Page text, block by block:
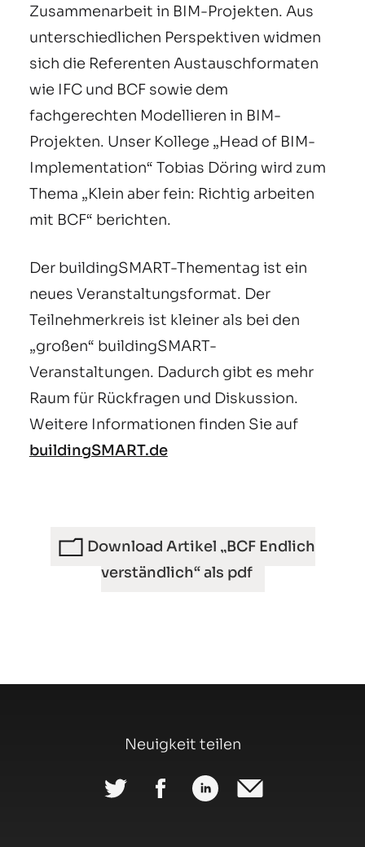
Zusammenarbeit in BIM-Projekten. Aus
unterschiedlichen Perspektiven widmen
sich die Referenten Austauschformaten
wie IFC und BCF sowie dem
fachgerechten Modellieren in BIM-
Projekten. Unser Kollege „Head of BIM-
Implementation“ Tobias Döring wird zum
Thema „Klein aber fein: Richtig arbeiten
mit BCF“ berichten.
Der buildingSMART-Thementag ist ein
neues Veranstaltungsformat. Der
Teilnehmerkreis ist kleiner als bei den
„großen“ buildingSMART-
Veranstaltungen. Dadurch gibt es mehr
Raum für Rückfragen und Diskussion.
Weitere Informationen finden Sie auf
buildingSMART.de
Download Artikel „BCF Endlich
verständlich“ als pdf
Neuigkeit teilen